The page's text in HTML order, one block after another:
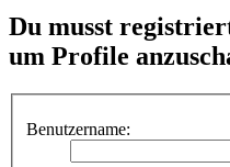
Du musst
um Profile
Benutzername: